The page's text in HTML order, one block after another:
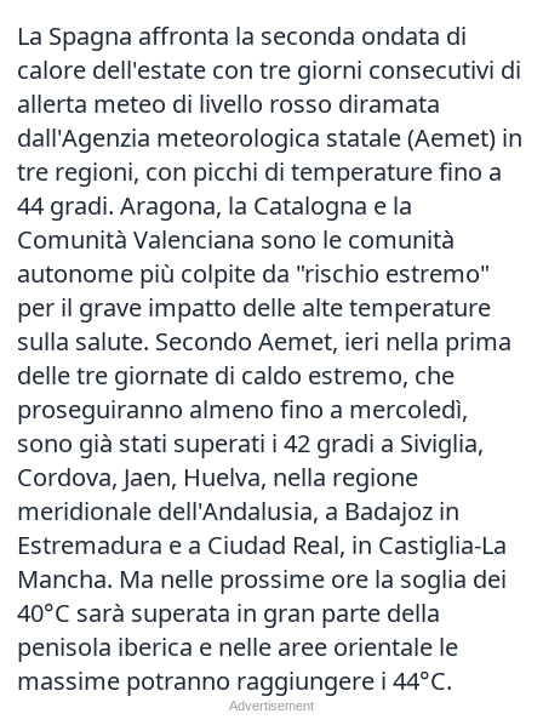
La Spagna affronta la seconda ondata di
calore dell'estate con tre giorni consecutivi di
allerta meteo di livello rosso diramata
dall'Agenzia meteorologica statale (Aemet) in
tre regioni, con picchi di temperature fino a
44 gradi. Aragona, la Catalogna e la
Comunità Valenciana sono le comunità
autonome più colpite da "rischio estremo"
per il grave impatto delle alte temperature
sulla salute. Secondo Aemet, ieri nella prima
delle tre giornate di caldo estremo, che
proseguiranno almeno fino a mercoledì,
sono già stati superati i 42 gradi a Siviglia,
Cordova, Jaen, Huelva, nella regione
meridionale dell'Andalusia, a Badajoz in
Estremadura e a Ciudad Real, in Castiglia-La
Mancha. Ma nelle prossime ore la soglia dei
40°C sarà superata in gran parte della
penisola iberica e nelle aree orientale le
massime potranno raggiungere i 44°C.